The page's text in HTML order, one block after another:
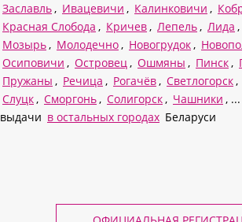
Заславль, Ивацевичи , Калинковичи ,
Красная Слобода , Кричев, Лепель, Лида ,
Мозырь, Молодечно, Новогрудок,
Осиповичи , Островец, Ошмяны , Пинск,
Пружаны , Речица , Рогачёв, Светлогорск,
Слуцк, Сморгонь, Солигорск, Чашники ,
выдачи в остальных городах Беларуси